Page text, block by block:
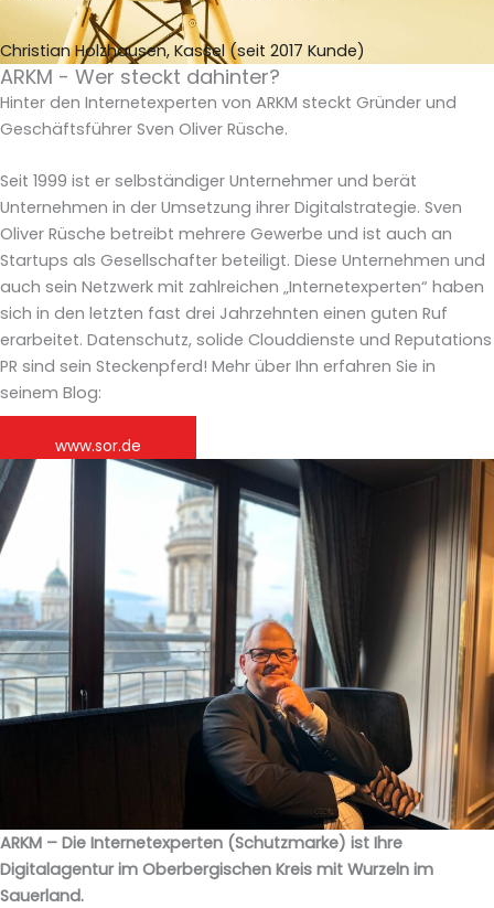
Christian Holzhausen, Kassel (seit 2017 Kunde)
ARKM - Wer steckt dahinter?
Hinter den Internetexperten von ARKM steckt Gründer und
Geschäftsführer Sven Oliver Rüsche.
Seit 1999 ist er selbständiger Unternehmer und berät
Unternehmen in der Umsetzung ihrer Digitalstrategie. Sven
Oliver Rüsche betreibt mehrere Gewerbe und ist auch an
Startups als Gesellschafter beteiligt. Diese Unternehmen und
auch sein Netzwerk mit zahlreichen „Internetexperten“ haben
sich in den letzten fast drei Jahrzehnten einen guten Ruf
erarbeitet. Datenschutz, solide Clouddienste und Reputations
PR sind sein Steckenpferd! Mehr über Ihn erfahren Sie in
seinem Blog:
www.sor.de
ARKM – Die Internetexperten (Schutzmarke) ist Ihre
Digitalagentur im Oberbergischen Kreis mit Wurzeln im
Sauerland.